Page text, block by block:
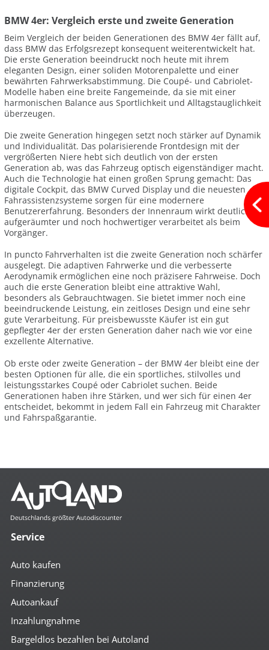
BMW 4er: Vergleich erste und zweite Generation
Beim Vergleich der beiden Generationen des BMW 4er fällt auf,
dass BMW das Erfolgsrezept konsequent weiterentwickelt hat.
Die erste Generation beeindruckt noch heute mit ihrem
eleganten Design, einer soliden Motorenpalette und einer
bewährten Fahrwerksabstimmung. Die Coupé- und Cabriolet-
Modelle haben eine breite Fangemeinde, da sie mit einer
harmonischen Balance aus Sportlichkeit und Alltagstauglichkeit
überzeugen.
Die zweite Generation hingegen setzt noch stärker auf Dynamik
und Individualität. Das polarisierende Frontdesign mit der
vergrößerten Niere hebt sich deutlich von der ersten
Generation ab, was das Fahrzeug optisch eigenständiger macht.
Auch die Technologie hat einen großen Sprung gemacht: Das
digitale Cockpit, das BMW Curved Display und die neuesten
Fahrassistenzsysteme sorgen für eine modernere
Benutzererfahrung. Besonders der Innenraum wirkt deutlich
aufgeräumter und noch hochwertiger verarbeitet als beim
Vorgänger.
In puncto Fahrverhalten ist die zweite Generation noch schärfer
ausgelegt. Die adaptiven Fahrwerke und die verbesserte
Aerodynamik ermöglichen eine noch präzisere Fahrweise. Doch
auch die erste Generation bleibt eine attraktive Wahl,
besonders als Gebrauchtwagen. Sie bietet immer noch eine
beeindruckende Leistung, ein zeitloses Design und eine sehr
gute Verarbeitung. Für preisbewusste Käufer ist ein gut
gepflegter 4er der ersten Generation daher nach wie vor eine
exzellente Alternative.
Ob erste oder zweite Generation – der BMW 4er bleibt eine der
besten Optionen für alle, die ein sportliches, stilvolles und
leistungsstarkes Coupé oder Cabriolet suchen. Beide
Generationen haben ihre Stärken, und wer sich für einen 4er
entscheidet, bekommt in jedem Fall ein Fahrzeug mit Charakter
und Fahrspaßgarantie.
Service
Auto kaufen
Finanzierung
Autoankauf
Inzahlungnahme
Bargeldlos bezahlen bei Autoland